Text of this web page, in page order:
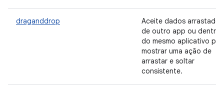
draganddrop
Aceite dados arrastados
de outro app ou dentro
do mesmo aplicativo
mostrar uma ação de
arrastar e soltar
consistente.